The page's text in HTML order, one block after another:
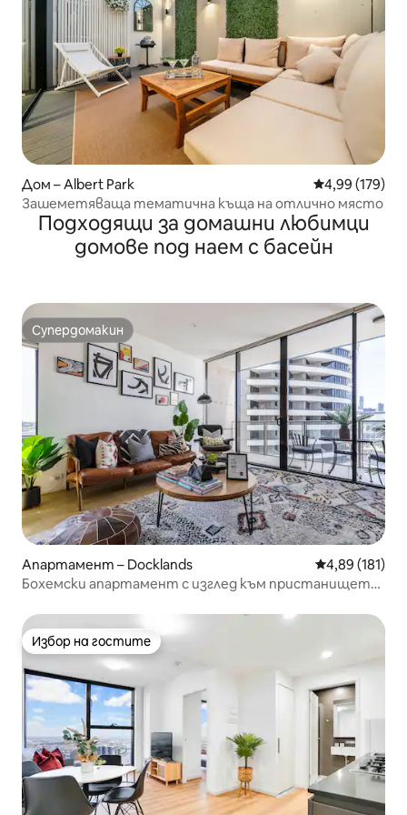
Дом – Albert Park Средна
4,99 (179)
Зашеметяваща тематична къща на отлично място
Подходящи за домашни любимци
домове под наем с басейн
Супердомакин
Супердомакин
Апартамент – Docklands Средна
4,89 (181)
Бохемски апартамент с изглед към пристанището
Избор на гостите
Избор на гостите